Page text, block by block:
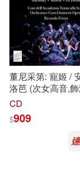
厲河(2)
時雨沢恵
杜朝暉(2)
Naxos(44)
Warner
SONY
(
董尼采第: 寵姬 /
洛芭 (次女高音,
德古茲曼) / 哈維
安.森佩 (男中音,
一世) / 里卡多.
斯卡拉戲劇學院
CD
$909